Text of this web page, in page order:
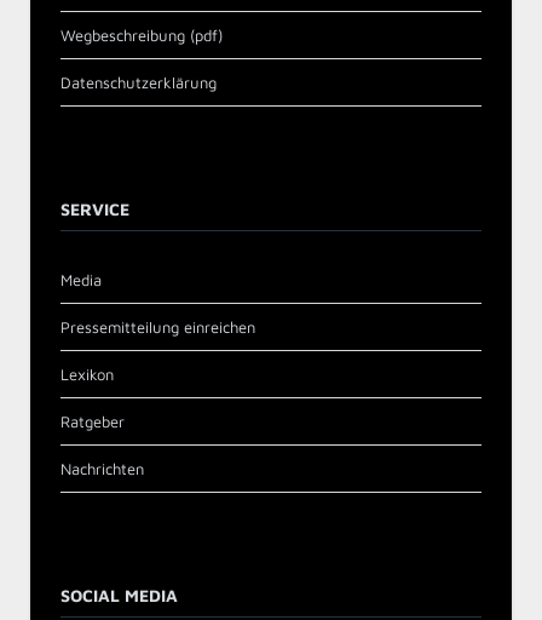
Wegbeschreibung (pdf)
Datenschutzerklärung
SERVICE
Media
Pressemitteilung einreichen
Lexikon
Ratgeber
Nachrichten
SOCIAL MEDIA